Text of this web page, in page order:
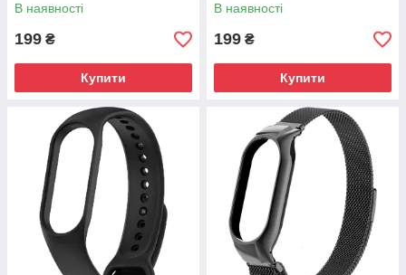
В наявності
199 ₴
Купити
В наявності
199 ₴
Купити